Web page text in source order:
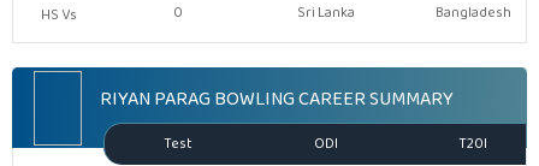
HS Vs
0
Sri Lanka Bangladesh
RIYAN PARAG BOWLING CAREER SUMMARY
Test ODI T20I